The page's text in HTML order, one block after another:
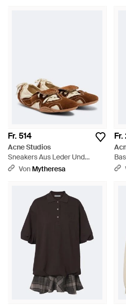
Fr. 514
Acne Studios
Sneakers Aus Leder Und
Veloursleder - Braun
Von Mytheresa
Fr.